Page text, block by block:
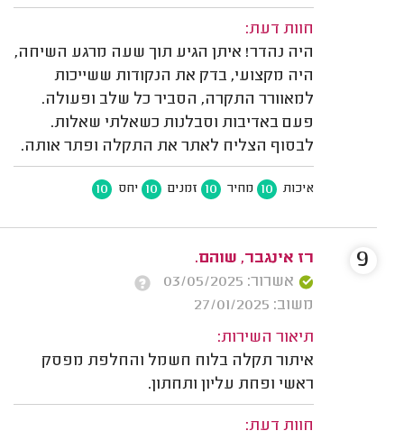
חוות דעת:
היה נהדר! איתן הגיע תוך שעה מרגע השיחה,
היה מקצועי, בדק את הנקודות ששייכות
למאוורר התקרה, הסביר כל שלב ופעולה.
פעם באדיבות וסבלנות כשאלתי שאלות.
לבסוף הצליח לאתר את התקלה ופתר אותה.
איכות 10 מחיר 10 זמנים 10 יחס 10
רז אינגבר, שוהם.
אשרור: 03/05/2025
משוב: 27/01/2025
תיאור השירות:
איתור תקלה בלוח חשמל והחלפת מפסק
ראשי ופחת עליון ותחתון.
חוות דעת:
9